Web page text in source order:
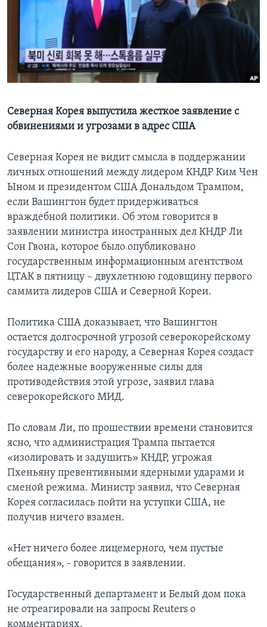
Learning English
СОЦИАЛЬНЫЕ СЕТИ
Языки
Северная Корея выпустила жесткое заявление с
обвинениями и угрозами в адрес США
Северная Корея не видит смысла в поддержании
личных отношений между лидером КНДР Ким Чен
Ыном и президентом США Дональдом Трампом,
если Вашингтон будет придерживаться
враждебной политики. Об этом говорится в
заявлении министра иностранных дел КНДР Ли
Сон Гвона, которое было опубликовано
государственным информационным агентством
ЦТАК в пятницу – двухлетнюю годовщину первого
саммита лидеров США и Северной Кореи.
Политика США доказывает, что Вашингтон
остается долгосрочной угрозой северокорейскому
государству и его народу, а Северная Корея создаст
более надежные вооруженные силы для
противодействия этой угрозе, заявил глава
северокорейского МИД.
По словам Ли, по прошествии времени становится
ясно, что администрация Трампа пытается
«изолировать и задушить» КНДР, угрожая
Пхеньяну превентивными ядерными ударами и
сменой режима. Министр заявил, что Северная
Корея согласилась пойти на уступки США, не
получив ничего взамен.
«Нет ничего более лицемерного, чем пустые
обещания», - говорится в заявлении.
Государственный департамент и Белый дом пока
не отреагировали на запросы Reuters о
комментариях.